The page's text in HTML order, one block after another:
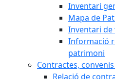
Inventari
Mapa de
Inventari de
Informació
patrimoni
Contractes,
Relació de